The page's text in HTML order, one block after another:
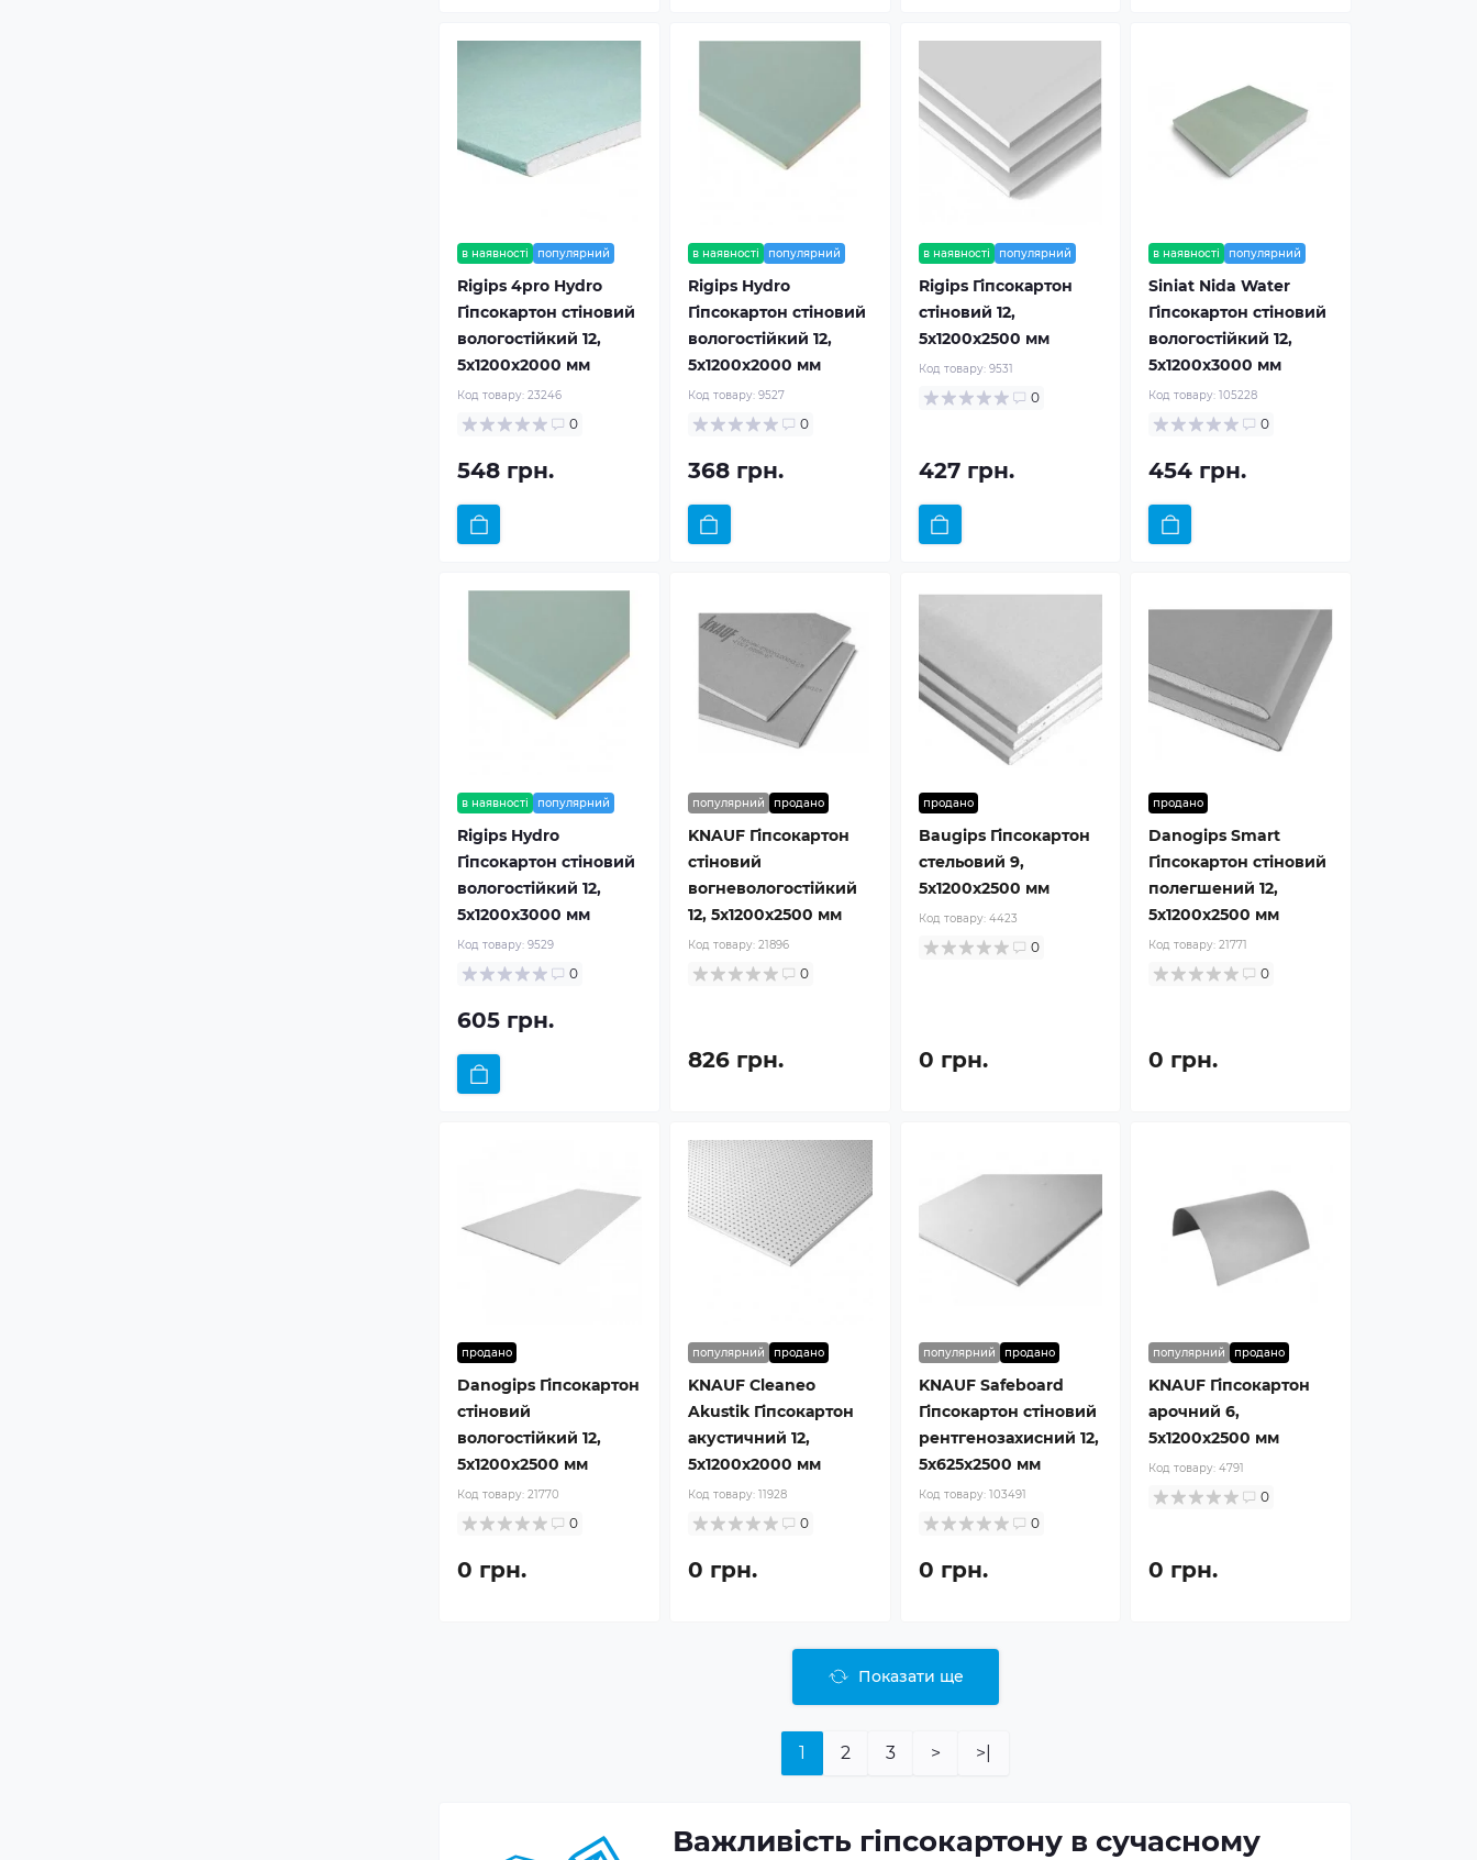
в наявності популярний
Rigips 4pro Hydro
Гіпсокартон стіновий
вологостійкий 12,
5x1200x2000 мм
Код товару: 23246
0
548 грн.
в наявності популярний
Rigips Hydro
Гіпсокартон стіновий
вологостійкий 12,
5x1200x2000 мм
Код товару: 9527
0
368 грн.
в наявності популярний
Rigips Гіпсокартон
стіновий 12,
5x1200x2500 мм
Код товару: 9531
0
427 грн.
в наявності популярний
Siniat Nida Water
Гіпсокартон стіновий
вологостійкий 12,
5x1200x3000 мм
Код товару:105228
0
454 грн.
в наявності популярний
Rigips Hydro
Гіпсокартон стіновий
вологостійкий 12,
5x1200x3000 мм
Код товару: 9529
0
605 грн.
популярний продано
KNAUF Гіпсокартон
стіновий
вогневологостійкий
12, 5x1200x2500 мм
Код товару: 21896
0
826 грн.
продано
Baugips Гіпсокартон
стельовий 9,
5x1200x2500 мм
Код товару: 4423
0
0 грн.
продано
Danogips Smart
Гіпсокартон стіновий
полегшений 12,
5x1200x2500 мм
Код товару:21771
0
0 грн.
продано
Danogips Гіпсокартон
стіновий
вологостійкий 12,
5x1200x2500 мм
Код товару: 21770
0
0 грн.
популярний продано
KNAUF Cleaneo
Akustik Гіпсокартон
акустичний 12,
5x1200x2000 мм
Код товару: 11928
0
0 грн.
популярний продано
KNAUF Safeboard
Гіпсокартон стіновий
рентгенозахисний 12,
5x625x2500 мм
Код товару: 103491
0
0 грн.
популярний продано
KNAUF Гіпсокартон
арочний 6,
5x1200x2500 мм
Код товару:4791
0
0 грн.
Показати ще
1 2 3 > >|
Важливість гіпсокартону в сучасному